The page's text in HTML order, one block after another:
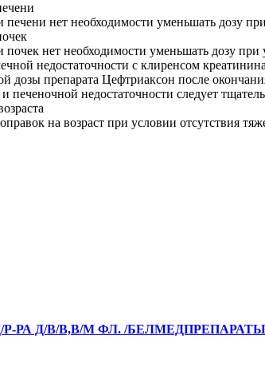
нет необходимости уменьшать дозу
нет необходимости уменьшать дозу
недоста­точности с клиренсом
дозы препарата Цефтриаксон после
недостаточности сле­дует
на возраст при условии отсутствия
РА Д/В/В,В/М ФЛ. /